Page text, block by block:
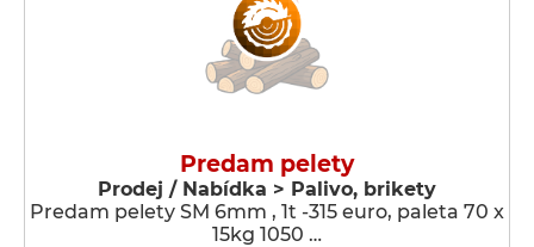
Predam pelety
Prodej / Nabídka > Palivo, brikety
Predam pelety SM 6mm , 1t -315 euro, paleta 70 x
15kg 1050 …